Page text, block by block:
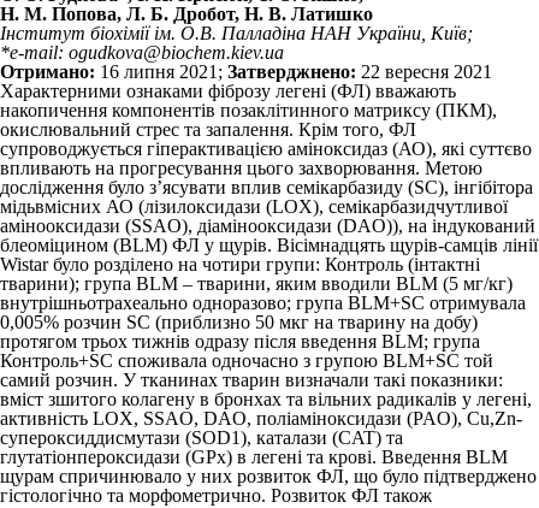
Н. М. Попова, Л. Б. Дробот, Н. В. Латишко
Інститут біохімії ім. О.В. Палладіна НАН України, Київ;
*e-mail: ogudkova@biochem.kiev.ua
Отримано: 16 липня 2021; Затверджнено: 22 вересня 2021
Характерними ознаками фіброзу легені (ФЛ) вважають
накопичення компонентів позаклітинного матриксу (ПКМ),
окислювальний стрес та запалення. Крім того, ФЛ
супроводжується гіперактивацією аміноксидаз (АО), які суттєво
впливають на прогресування цього захворювання. Метою
дослідження було з’ясувати вплив семікарбазиду (SC), інгібітора
мідьвмісних АО (лізилоксидази (LOX), семікарбазидчутливої
амінооксидази (SSAO), діамінооксидази (DAO)), на індукований
блеоміцином (BLM) ФЛ у щурів. Вісімнадцять щурів-самців лінії
Wistar було розділено на чотири групи: Контроль (інтактні
тварини); група BLM – тварини, яким вводили BLM (5 мг/кг)
внутрішньотрахеально одноразово; група BLM+SC отримувала
0,005% розчин SC (приблизно 50 мкг на тварину на добу)
протягом трьох тижнів одразу після введення BLM; група
Контроль+SC споживала одночасно з групою BLM+SC той
самий розчин. У тканинах тварин визначали такі показники:
вміст зшитого колагену в бронхах та вільних радикалів у легені,
активність LOX, SSAO, DAO, поліамін­оксидази (PAO), Cu,Zn-
супероксиддисмутази (SOD1), каталази (CAT) та
глутатіонпероксидази (GPx) в легені та крові. Введення BLM
щурам спричинювало у них розвиток ФЛ, що було підтверджено
гістологічно та морфометрично. Розвиток ФЛ також